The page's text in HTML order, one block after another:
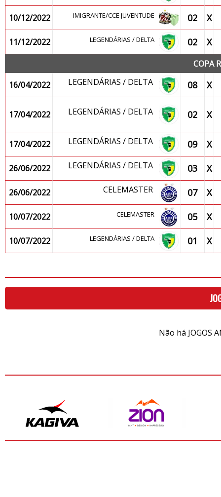
10/12/2022 IMIGRANTE/CCE JUVENTUDE 02 X
11/12/2022 LEGENDÁRIAS / DELTA 02 X
COPA
16/04/2022
LEGENDÁRIAS / DELTA 08 X
17/04/2022 LEGENDÁRIAS / DELTA 02 X
17/04/2022 LEGENDÁRIAS / DELTA 09 X
26/06/2022 LEGENDÁRIAS / DELTA 03 X
26/06/2022 CELEMASTER 07 X
10/07/2022 CELEMASTER 05 X
10/07/2022 LEGENDÁRIAS / DELTA 01 X
Não há JOGOS